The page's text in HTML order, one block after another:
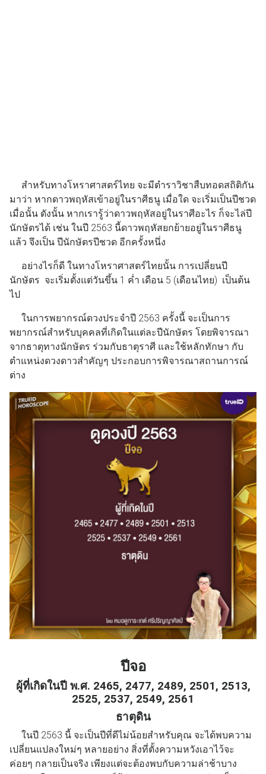
สำหรับทางโหราศาสตร์ไทย จะมีตำราวิชาสืบทอดสถิติกัน
มาว่า หากดาวพฤหัสเข้าอยู่ในราศีธนู เมื่อใด จะเริ่มเป็นปีชวด
เมื่อนั้น ดังนั้น หากเรารู้ว่าดาวพฤหัสอยู่ในราศีอะไร ก็จะไล่ปี
นักษัตรได้ เช่น ในปี 2563 นี้ดาวพฤหัสยกย้ายอยู่ในราศีธนู
แล้ว จึงเป็น ปีนักษัตรปีชวด อีกครั้งหนึ่ง
อย่างไรก็ดี ในทางโหราศาสตร์ไทยนั้น การเปลี่ยนปี
นักษัตร จะเริ่มตั้งแต่วันขึ้น 1 ค่ำ เดือน 5 (เดือนไทย) เป็นต้น
ไป
ในการพยากรณ์ดวงประจำปี 2563 ครั้งนี้ จะเป็นการ
พยากรณ์สำหรับบุคคลที่เกิดในแต่ละปีนักษัตร โดยพิจารณา
จากธาตุทางนักษัตร ร่วมกับธาตุราศี และใช้หลักทักษา กับ
ตำแหน่งดวงดาวสำคัญๆ ประกอบการพิจารณาสถานการณ์
ต่าง
ปีจอ
ผู้ที่เกิดในปี พ.ศ. 2465, 2477, 2489, 2501, 2513,
2525, 2537, 2549, 2561
ธาตุดิน
ในปี 2563 นี้ จะเป็นปีที่ดีไม่น้อยสำหรับคุณ จะได้พบความ
เปลี่ยนแปลงใหม่ๆ หลายอย่าง สิ่งที่ตั้งความหวังเอาไว้จะ
ค่อยๆ กลายเป็นจริง เพียงแต่จะต้องพบกับความล่าช้าบาง